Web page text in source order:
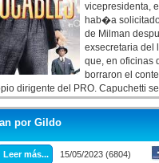
vicepresidenta,
hab�a
de Milman
exsecretaria del
que, en oficinas
borraron el
dirigente del PRO. Capuchetti
de que antes habr�a que
en la C�mara de Diputados "por la
Irina Hauser. La jueza
quiere secuestrar y analizar el
Gerardo Milman en la causa
por Gildo
Leer más... 15/05/2023 (6804)